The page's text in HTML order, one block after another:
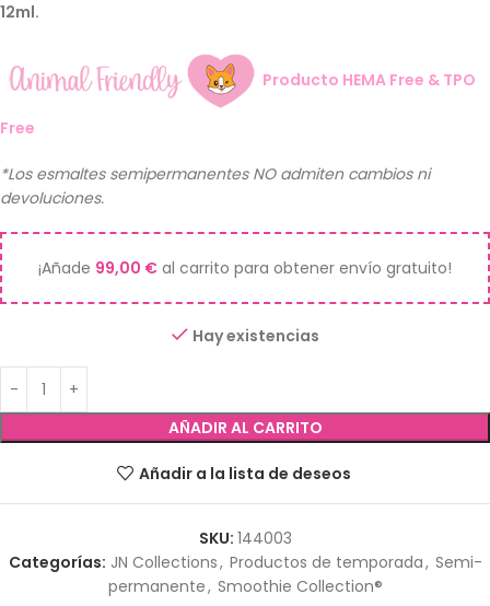
12ml.
Producto HEMA Free & TPO
Free
*Los esmaltes semipermanentes NO admiten cambios ni
devoluciones.
¡Añade 99,00 € al carrito para obtener envío gratuito!
Hay existencias
AÑADIR AL CARRITO
Añadir a la lista de deseos
SKU: 144003
Categorías: JN Collections, Productos de temporada, Semi-
permanente, Smoothie Collection®